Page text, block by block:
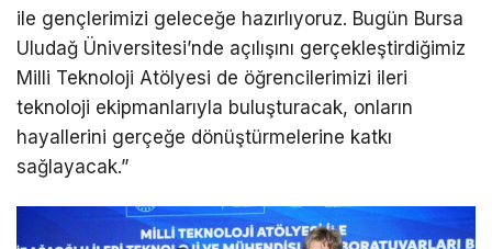
ile gençlerimizi geleceğe hazırlıyoruz. Bugün Bursa
Uludağ Üniversitesi’nde açılışını gerçekleştirdiğimiz
Milli Teknoloji Atölyesi de öğrencilerimizi ileri
teknoloji ekipmanlarıyla buluşturacak, onların
hayallerini gerçeğe dönüştürmelerine katkı
sağlayacak.”